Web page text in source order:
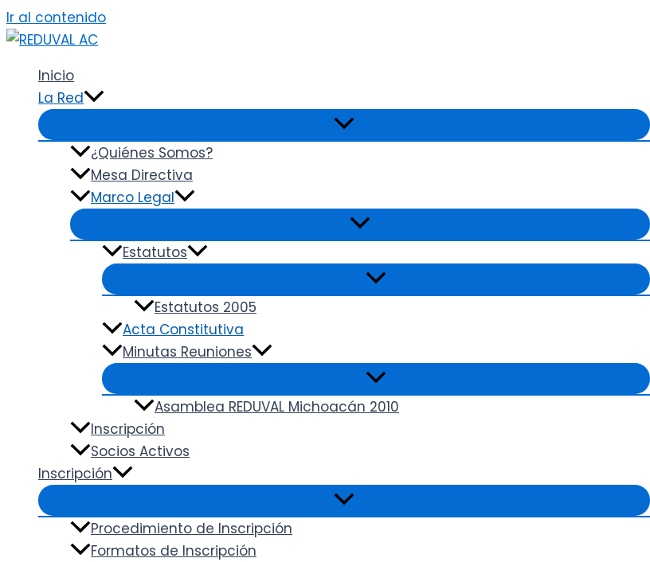
Ir al contenido
Inicio
La Red
¿Quiénes Somos?
Mesa Directiva
Marco Legal
Estatutos
Estatutos 2005
Acta Constitutiva
Minutas Reuniones
Asamblea REDUVAL Michoacán 2010
Inscripción
Socios Activos
Inscripción
Procedimiento de Inscripción
Formatos de Inscripción